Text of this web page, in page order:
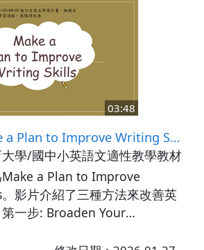
的原物料，由此可見樹木對我們
分的重要。影片最後利用練習題
理解所學內容。議題相關:環境教
03:48
Plan to Improve Writing Skills
學/國中小英語文適性教學教材研
a Plan to Improve
影片介紹了三種方法來改善英
一步: Broaden Your
以透過閱讀英文書籍或是雜